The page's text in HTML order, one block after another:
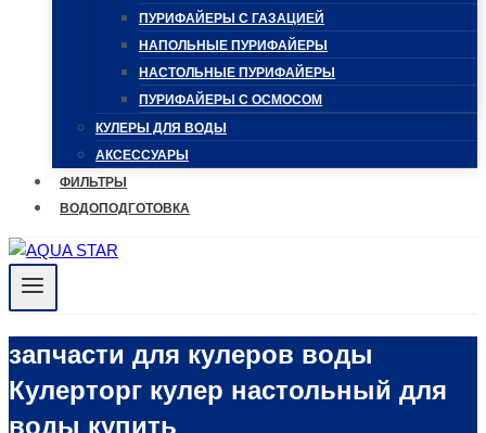
ПУРИФАЙЕРЫ С ГАЗАЦИЕЙ
НАПОЛЬНЫЕ ПУРИФАЙЕРЫ
НАСТОЛЬНЫЕ ПУРИФАЙЕРЫ
ПУРИФАЙЕРЫ С ОСМОСОМ
КУЛЕРЫ ДЛЯ ВОДЫ
АКСЕССУАРЫ
ФИЛЬТРЫ
ВОДОПОДГОТОВКА
запчасти для кулеров воды
Кулерторг кулер настольный для
воды купить